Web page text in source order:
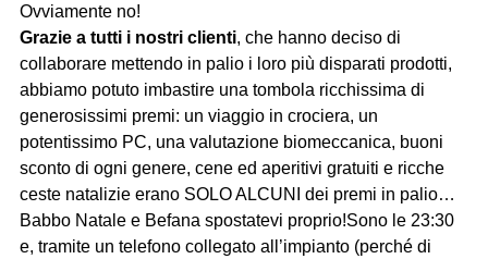
Ovviamente no!
Grazie a tutti i nostri clienti, che hanno deciso di
collaborare mettendo in palio i loro più disparati prodotti,
abbiamo potuto imbastire una tombola ricchissima di
generosissimi premi: un viaggio in crociera, un
potentissimo PC, una valutazione biomeccanica, buoni
sconto di ogni genere, cene ed aperitivi gratuiti e ricche
ceste natalizie erano SOLO ALCUNI dei premi in palio…
Babbo Natale e Befana spostatevi proprio!Sono le 23:30
e, tramite un telefono collegato all’impianto (perché di